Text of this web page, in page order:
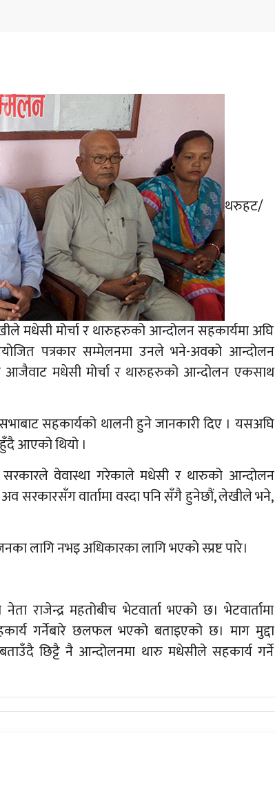
थरुहट/
मधेसी मोर्चा र थारुहरुको आन्दोलन सहकार्यमा अघि
पत्रकार सम्मेलनमा उनले भने-अवको आन्दोलन
आजैवाट मधेसी मोर्चा र थारुहरुको आन्दोलन एकसाथ
सहकार्यको थालनी हुने जानकारी दिए । यसअघि
आएको थियो ।
वेवास्था गरेकाले मधेसी र थारुको आन्दोलन
सरकारसँग वार्तामा वस्दा पनि सँगै हुनेछौं, लेखीले भने,
नभइ अधिकारका लागि भएको स्प्रष्ट पारे।
राजेन्द्र महतोबीच भेटवार्ता भएको छ। भेटवार्तामा
गर्नेबारे छलफल भएको बताइएको छ। माग मुद्दा
छिट्टै नै आन्दोलनमा थारु मधेसीले सहकार्य गर्ने